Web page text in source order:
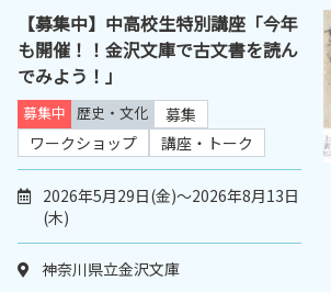
【募集中】中高校生特別講座「今年
も開催！！金沢文庫で古文書を読ん
でみよう！」
募集中 歴史・文化
募集
ワークショップ
講座・トーク
2026年5月29日(金)～2026年8月13日
(木)
神奈川県立金沢文庫